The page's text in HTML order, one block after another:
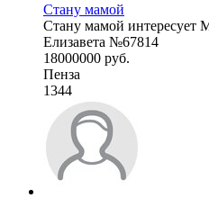
Стану мамой
Стану мамой интересует
Елизавета №67814
18000000 руб.
Пенза
1344